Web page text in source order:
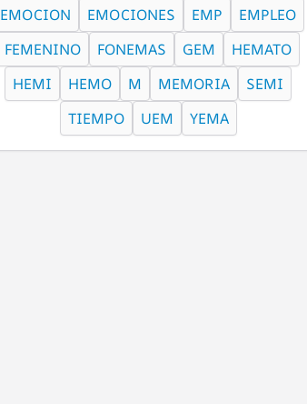
EMOCION
EMOCIONES EMP
EMPLEO
FEMENINO
FONEMAS GEM
HEMATO
HEMI
HEMO M MEMORIA
SEMI
TIEMPO
UEM YEMA